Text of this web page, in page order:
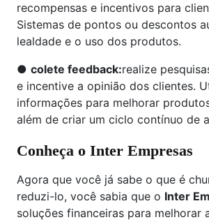
recompensas e incentivos para
Sistemas de pontos ou descontos
lealdade e o uso dos produtos.
● colete feedback:realize
e incentive a opinião dos clientes.
informações para melhorar
além de criar um ciclo contínuo de
Conheça o Inter Empresas
Agora que você já sabe o que é
reduzi-lo, você sabia que o Inter
soluções financeiras para melhorar